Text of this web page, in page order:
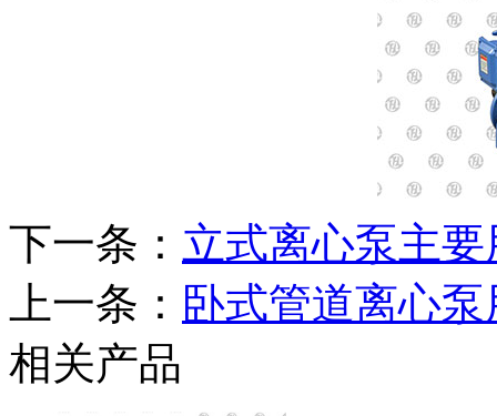
下一条： 立式离心泵主要
上一条： 卧式管道离心泵
相关产品